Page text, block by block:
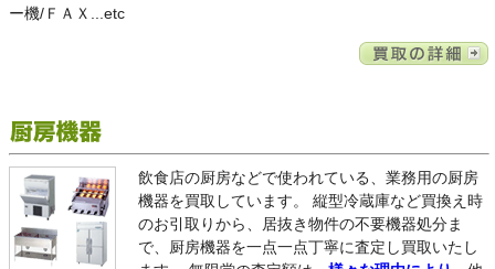
ー機/ＦＡＸ...etc
飲食店の厨房などで使われている、業務用の厨房
機器を買取しています。
縦型冷蔵庫など買換え時
のお引取りから、居抜き物件の不要機器処分ま
で、
厨房機器を一点一点丁寧に査定し買取いたし